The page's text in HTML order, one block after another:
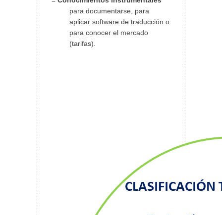
para documentarse, para
aplicar software de traducción o
para conocer el mercado
(tarifas).